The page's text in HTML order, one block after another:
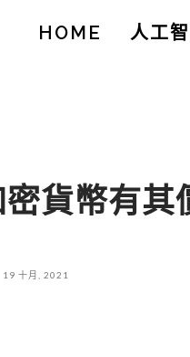
HOME 人工
貨幣有
19 十月, 2021